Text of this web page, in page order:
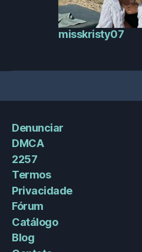
misskristy07
Denunciar
DMCA
2257
Termos
Privacidade
Fórum
Catálogo
Blog